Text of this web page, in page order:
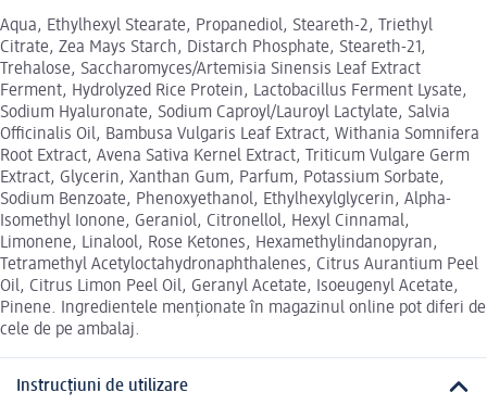
Aqua, Ethylhexyl Stearate, Propanediol, Steareth-2, Triethyl
Citrate, Zea Mays Starch, Distarch Phosphate, Steareth-21,
Trehalose, Saccharomyces/Artemisia Sinensis Leaf Extract
Ferment, Hydrolyzed Rice Protein, Lactobacillus Ferment Lysate,
Sodium Hyaluronate, Sodium Caproyl/Lauroyl Lactylate, Salvia
Officinalis Oil, Bambusa Vulgaris Leaf Extract, Withania Somnifera
Root Extract, Avena Sativa Kernel Extract, Triticum Vulgare Germ
Extract, Glycerin, Xanthan Gum, Parfum, Potassium Sorbate,
Sodium Benzoate, Phenoxyethanol, Ethylhexylglycerin, Alpha-
Isomethyl Ionone, Geraniol, Citronellol, Hexyl Cinnamal,
Limonene, Linalool, Rose Ketones, Hexamethylindanopyran,
Tetramethyl Acetyloctahydronaphthalenes, Citrus Aurantium Peel
Oil, Citrus Limon Peel Oil, Geranyl Acetate, Isoeugenyl Acetate,
Pinene. Ingredientele menționate în magazinul online pot diferi de
cele de pe ambalaj.
Instrucțiuni de utilizare